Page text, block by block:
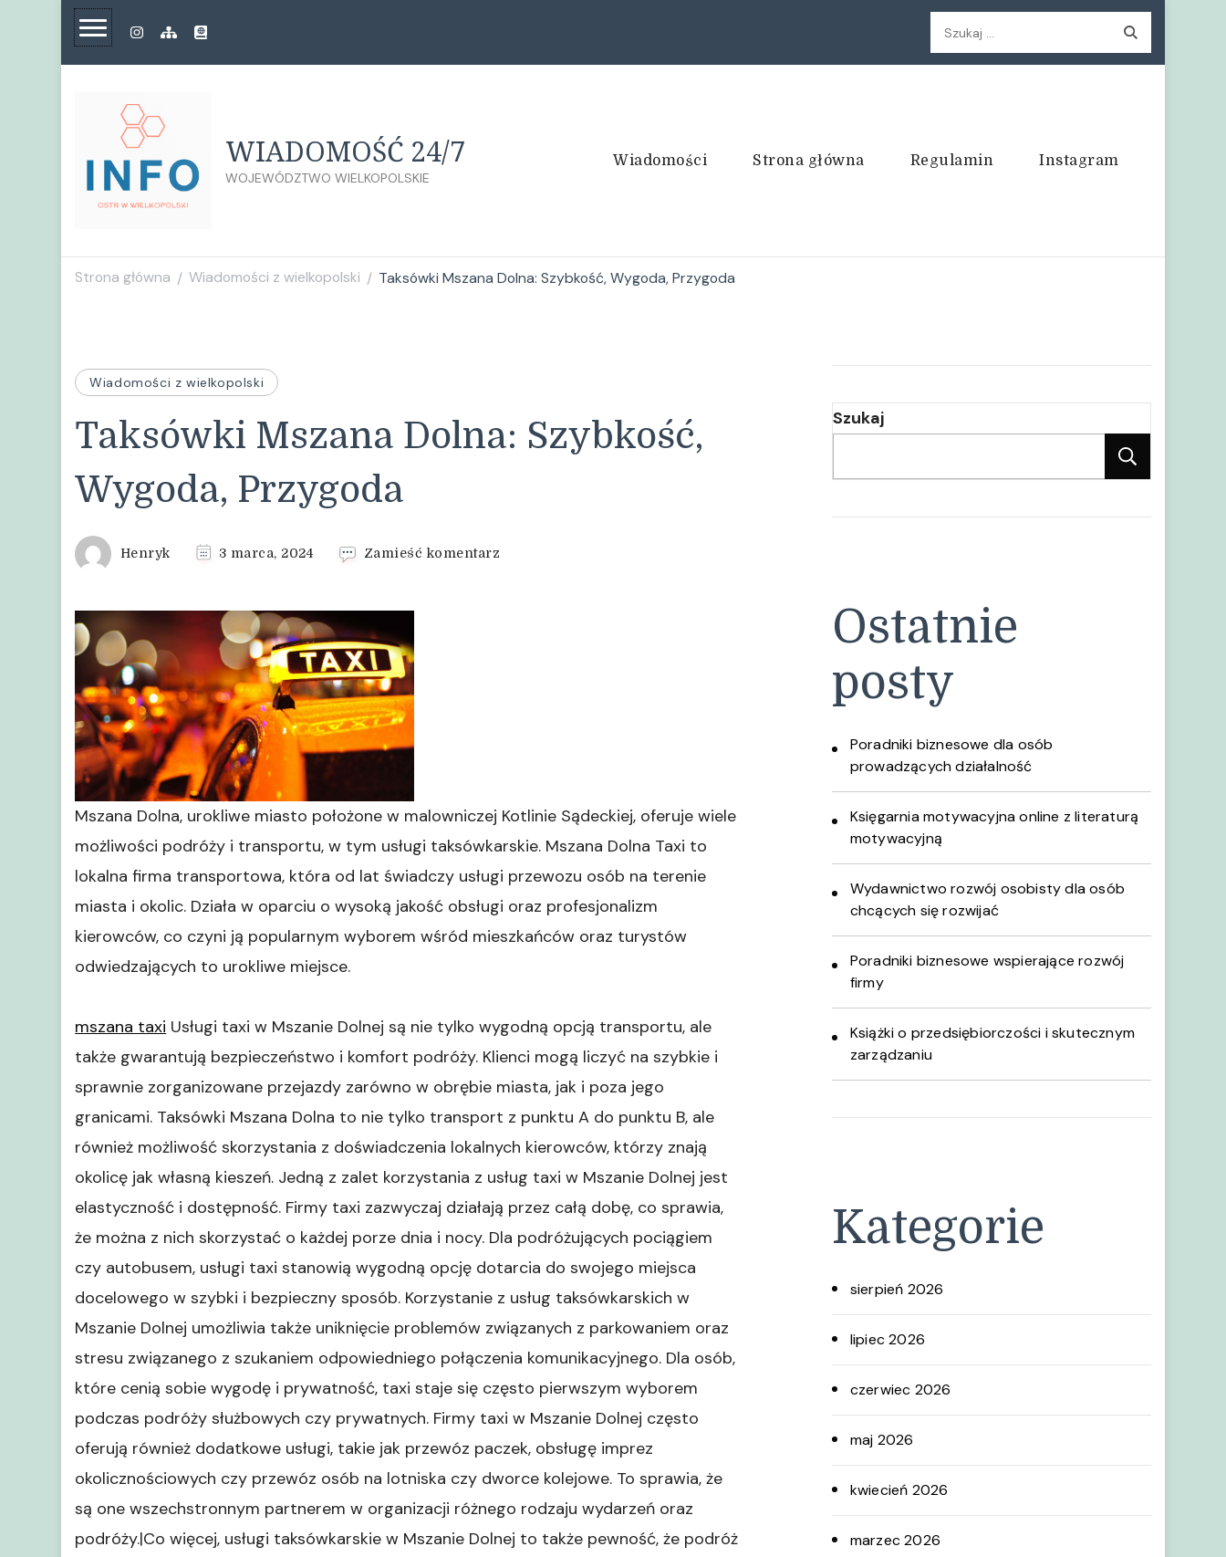
Szukaj:
WIADOMOŚĆ 24/7
WOJEWÓDZTWO WIELKOPOLSKIE
Wiadomości Strona główna Regulamin Instagram
Strona główna / Wiadomości z wielkopolski / Taksówki Mszana Dolna: Szybkość, Wygoda, Przygoda
Wiadomości z wielkopolski
Taksówki Mszana Dolna: Szybkość,
Wygoda, Przygoda
Henryk 3 marca, 2024 Zamieść komentarz
Mszana Dolna, urokliwe miasto położone w malowniczej Kotlinie Sądeckiej, oferuje wiele
możliwości podróży i transportu, w tym usługi taksówkarskie. Mszana Dolna Taxi to
lokalna firma transportowa, która od lat świadczy usługi przewozu osób na terenie
miasta i okolic. Działa w oparciu o wysoką jakość obsługi oraz profesjonalizm
kierowców, co czyni ją popularnym wyborem wśród mieszkańców oraz turystów
odwiedzających to urokliwe miejsce.
mszana taxi Usługi taxi w Mszanie Dolnej są nie tylko wygodną opcją transportu, ale
także gwarantują bezpieczeństwo i komfort podróży. Klienci mogą liczyć na szybkie i
sprawnie zorganizowane przejazdy zarówno w obrębie miasta, jak i poza jego
granicami. Taksówki Mszana Dolna to nie tylko transport z punktu A do punktu B, ale
również możliwość skorzystania z doświadczenia lokalnych kierowców, którzy znają
okolicę jak własną kieszeń. Jedną z zalet korzystania z usług taxi w Mszanie Dolnej jest
elastyczność i dostępność. Firmy taxi zazwyczaj działają przez całą dobę, co sprawia,
że można z nich skorzystać o każdej porze dnia i nocy. Dla podróżujących pociągiem
czy autobusem, usługi taxi stanowią wygodną opcję dotarcia do swojego miejsca
docelowego w szybki i bezpieczny sposób. Korzystanie z usług taksówkarskich w
Mszanie Dolnej umożliwia także uniknięcie problemów związanych z parkowaniem oraz
stresu związanego z szukaniem odpowiedniego połączenia komunikacyjnego. Dla osób,
które cenią sobie wygodę i prywatność, taxi staje się często pierwszym wyborem
podczas podróży służbowych czy prywatnych. Firmy taxi w Mszanie Dolnej często
oferują również dodatkowe usługi, takie jak przewóz paczek, obsługę imprez
okolicznościowych czy przewóz osób na lotniska czy dworce kolejowe. To sprawia, że
są one wszechstronnym partnerem w organizacji różnego rodzaju wydarzeń oraz
podróży.|Co więcej, usługi taksówkarskie w Mszanie Dolnej to także pewność, że podróż
Szukaj
Ostatnie
posty
Poradniki biznesowe dla osób
prowadzących działalność
Księgarnia motywacyjna online z literaturą
motywacyjną
Wydawnictwo rozwój osobisty dla osób
chcących się rozwijać
Poradniki biznesowe wspierające rozwój
firmy
Książki o przedsiębiorczości i skutecznym
zarządzaniu
Kategorie
sierpień 2026
lipiec 2026
czerwiec 2026
maj 2026
kwiecień 2026
marzec 2026